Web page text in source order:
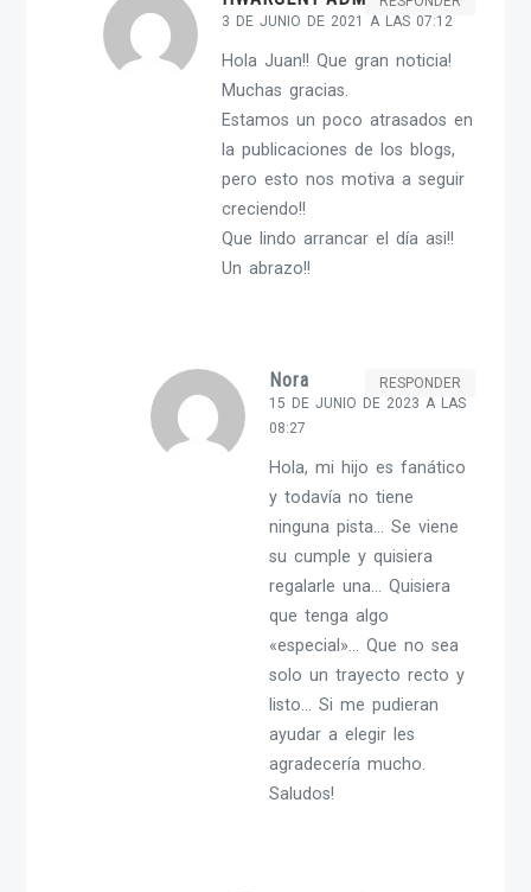
3 DE JUNIO DE 2021 A LAS 07:12
Hola Juan!! Que gran noticia!
Muchas gracias.
Estamos un poco atrasados en
la publicaciones de los blogs,
pero esto nos motiva a seguir
creciendo!!
Que lindo arrancar el día asi!!
Un abrazo!!
Nora
15 DE JUNIO DE 2023 A LAS
08:27
RESPONDER
Hola, mi hijo es fanático
y todavía no tiene
ninguna pista… Se viene
su cumple y quisiera
regalarle una… Quisiera
que tenga algo
«especial»… Que no sea
solo un trayecto recto y
listo… Si me pudieran
ayudar a elegir les
agradecería mucho.
Saludos!